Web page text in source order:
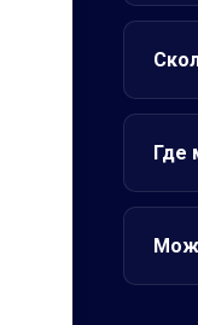
Где